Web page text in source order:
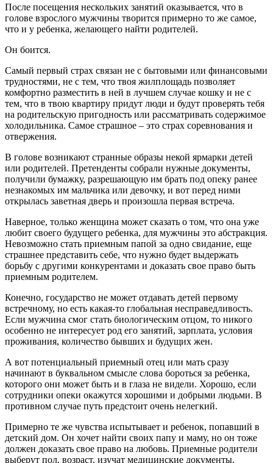
После посещения нескольких занятий оказывается, что в
голове взрослого мужчины творится примерно то же самое,
что и у ребенка, желающего найти родителей.
Он боится.
Самый первый страх связан не с бытовыми или финансовыми
трудностями, не с тем, что твоя жилплощадь позволяет
комфортно разместить в ней в лучшем случае кошку и не с
тем, что в твою квартиру придут люди и будут проверять тебя
на родительскую пригодность или рассматривать содержимое
холодильника. Самое страшное – это страх соревнования и
отвержения.
В голове возникают странные образы некой ярмарки детей
или родителей. Претенденты собрали нужные документы,
получили бумажку, разрешающую им брать под опеку ранее
незнакомых им мальчика или девочку, и вот перед ними
открылась заветная дверь и произошла первая встреча.
Наверное, только женщина может сказать о том, что она уже
любит своего будущего ребенка, для мужчины это абстракция.
Невозможно стать приемным папой за одно свидание, еще
страшнее представить себе, что нужно будет выдержать
борьбу с другими конкурентами и доказать свое право быть
приемным родителем.
Конечно, государство не может отдавать детей первому
встречному, но есть какая-то глобальная несправедливость.
Если мужчина смог стать биологическим отцом, то никого
особенно не интересует род его занятий, зарплата, условия
проживания, количество бывших и будущих жен.
А вот потенциальный приемный отец или мать сразу
начинают в буквальном смысле слова бороться за ребенка,
которого они может быть и в глаза не видели. Хорошо, если
сотрудники опеки окажутся хорошими и добрыми людьми. В
противном случае путь предстоит очень нелегкий.
Примерно те же чувства испытывает и ребенок, попавший в
детский дом. Он хочет найти своих папу и маму, но он тоже
должен доказать свое право на любовь. Приемные родители
выберут пол, возраст, изучат медицинские документы,